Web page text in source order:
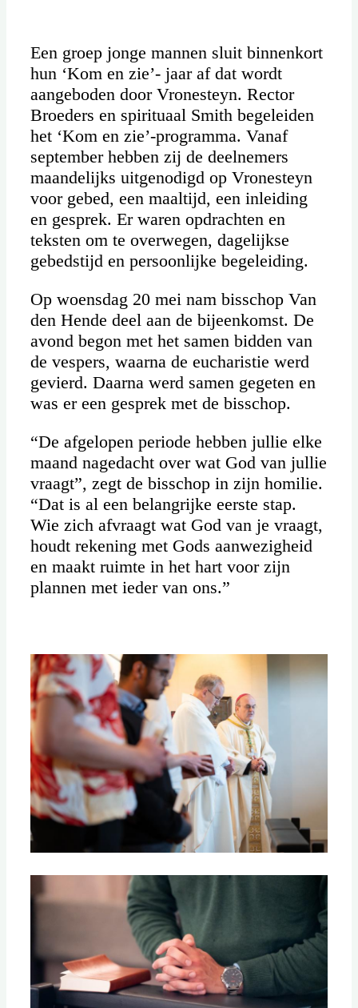
Een groep jonge mannen sluit binnenkort
hun ‘Kom en zie’- jaar af dat wordt
aangeboden door Vronesteyn. Rector
Broeders en spirituaal Smith begeleiden
het ‘Kom en zie’-programma. Vanaf
september hebben zij de deelnemers
maandelijks uitgenodigd op Vronesteyn
voor gebed, een maaltijd, een inleiding
en gesprek. Er waren opdrachten en
teksten om te overwegen, dagelijkse
gebedstijd en persoonlijke begeleiding.
Op woensdag 20 mei nam bisschop Van
den Hende deel aan de bijeenkomst. De
avond begon met het samen bidden van
de vespers, waarna de eucharistie werd
gevierd. Daarna werd samen gegeten en
was er een gesprek met de bisschop.
“De afgelopen periode hebben jullie elke
maand nagedacht over wat God van jullie
vraagt”, zegt de bisschop in zijn homilie.
“Dat is al een belangrijke eerste stap.
Wie zich afvraagt wat God van je vraagt,
houdt rekening met Gods aanwezigheid
en maakt ruimte in het hart voor zijn
plannen met ieder van ons.”